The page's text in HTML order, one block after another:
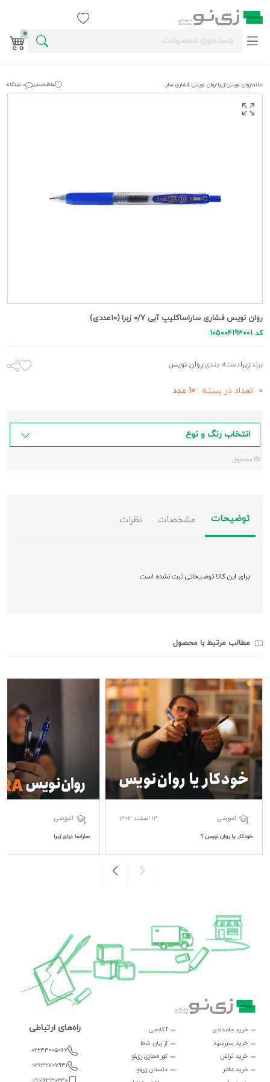
0
خانه›روان نویس›زبرا› روان نویس فشاری ساراساکلیپ آبی 0/7 زبرا (10عددی) علاقه‌مندی 0 دیدگاه
روان نویس فشاری ساراساکلیپ آبی 0/7 زبرا (10عددی)
کد 105004193001
برند:زبرادسته بندی:روان نویس
تعداد در بسته : 10 عدد
انتخاب رنگ و نوع
25 محصول
توضیحات مشخصات نظرات
برای این کالا توضیحاتی ثبت نشده است.
مطالب مرتبط با محصول
آموزشی 14 اسفند 1403
خودکار یا روان نویس ؟
آموزشی
ساراسا درای زبرا
خرید جامدادی
خرید سررسید
خرید تراش
خرید دفتر
آکادمی
از زبان شما
تور مجازی زی‌نو
داستان زی‌نو
راه‌های ارتباطی
02634005067
02632707931
09016330440